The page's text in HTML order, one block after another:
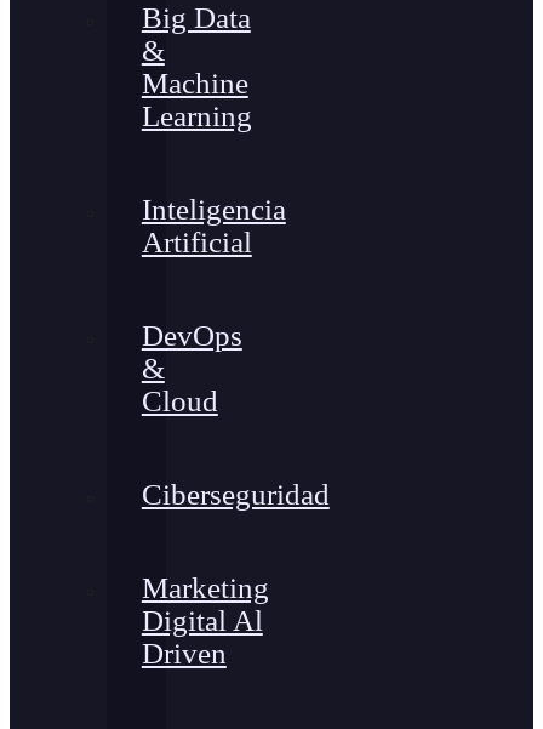
Big Data
&
Machine
Learning
Inteligencia
Artificial
DevOps
&
Cloud
Ciberseguridad
Marketing
Digital Al
Driven